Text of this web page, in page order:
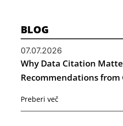
BLOG
07.07.2026
Why Data Citation
Recommendations from
Preberi več